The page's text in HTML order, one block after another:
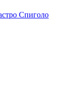
Спиголо